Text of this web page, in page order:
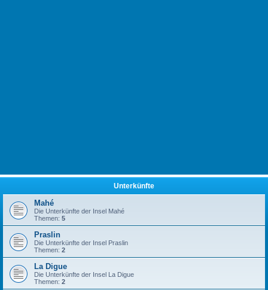
Unterkünfte
Mahé
Die Unterkünfte der Insel Mahé
Themen: 5
Praslin
Die Unterkünfte der Insel Praslin
Themen: 2
La Digue
Die Unterkünfte der Insel La Digue
Themen: 2